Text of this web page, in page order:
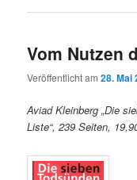
Vom Nutzen
Veröffentlicht am28. Mai
Aviad Kleinberg „Die
Liste“, 239 Seiten,